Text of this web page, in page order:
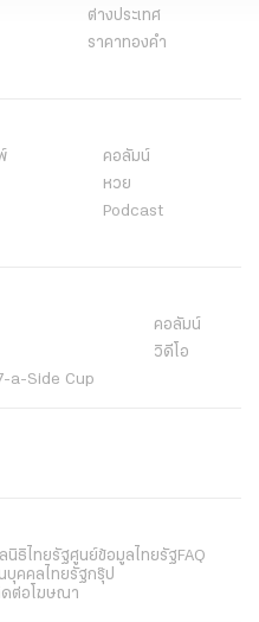
ต่างประเทศ
ราคาทองคำ
คอลัมน์
หวย
Podcast
คอลัมน์
วิดีโอ
a-Side Cup
นิธิไทยรัฐศูนย์ข้อมูลไทยรัฐFAQ
บุคคลไทยรัฐกรุ๊ป
ต่อโฆษณา